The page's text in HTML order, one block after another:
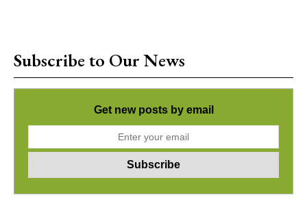
Subscribe to Our News
Get new posts by email